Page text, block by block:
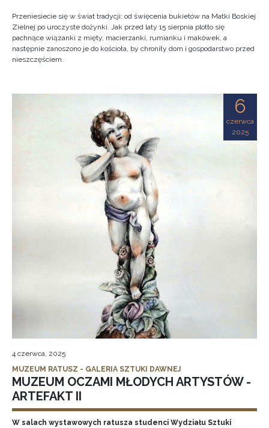
Przeniesiecie się w świat tradycji: od święcenia bukietów na Matki Boskiej
Zielnej po uroczyste dożynki. Jak przed laty 15 sierpnia plotło się
pachnące wiązanki z mięty, macierzanki, rumianku i makówek, a
następnie zanoszono je do kościoła, by chroniły dom i gospodarstwo przed
nieszczęściem.
6
czerwca
2025
4 czerwca, 2025
MUZEUM RATUSZ - GALERIA SZTUKI DAWNEJ
MUZEUM OCZAMI MŁODYCH ARTYSTÓW -
ARTEFAKT II
W salach wystawowych ratusza studenci Wydziału Sztuki